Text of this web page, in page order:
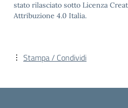
stato rilasciato sotto Licenza
Attribuzione 4.0 Italia.
Stampa / Condividi